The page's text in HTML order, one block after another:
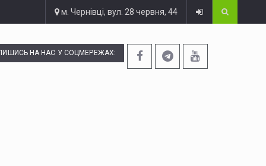
м. Чернівці, вул. 28 червня, 44
НА НАС У СОЦМЕРЕЖАХ: